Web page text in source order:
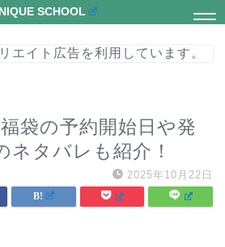
SCHOOL
エイト広告を利用しています。
袋の予約開始日や発
ネタバレも紹介！
2025年10月22日